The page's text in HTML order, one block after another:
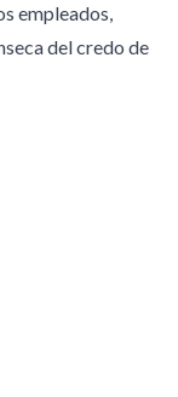
empleados,
del credo de